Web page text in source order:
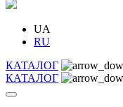
UA
RU
КАТАЛОГ
КАТАЛОГ